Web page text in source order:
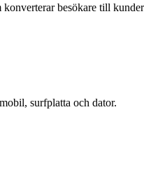
konverterar besökare till
surfplatta och dator.